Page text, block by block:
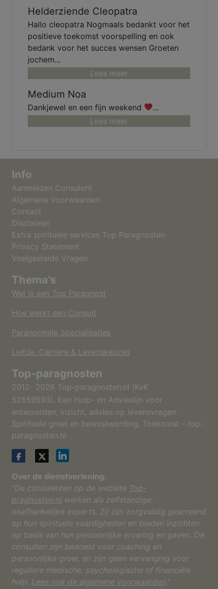
Helderziende Cleopatra
Hallo cleopatra Nogmaals bedankt voor het
positieve toekomst voorspelling en ook
bedank voor het succes wensen Groeten
jochem...
Lees meer
Medium Noa
Dankjewel en een fijn weekend
...
Lees meer
Info
Aanmelden Consulent
Algemene Voorwaarden
Contact
Disclaimer
Extra spirituele services Top Paragnosten
Privacy Statement
Veelgestelde Vragen
Thema’s
Wat is een Top Paragnost
Hoe werkt een Consult
Paranormale Specialisaties
Liefde, Carrière & Levenskeuzes
Top-paragnosten
2012- 2026 Top-paragnosten.nl (KvK
52659593). Een Hulp- en Advieslijn voor
antwoorden, inzicht, advies op levensvragen.
Spirituele groei en bewustwording. Toekomst – top-
paragnosten.nl
Over de dienstverlening:
“De consulenten op de website Top-
pragnosten.nl werken als zelfstandige,
onafhankelijke experts. Zij zijn zorgvuldig gescreend
op hun spirituele vaardigheden en bieden inzichten
op basis van hun persoonlijke ervaring en gaven. De
consulten zijn bedoeld voor coaching en
persoonlijke groei, en zijn geen vervanging voor
reguliere medische, psychologische of financiële
hulp. Lees ook de algemene voorwaarden.”